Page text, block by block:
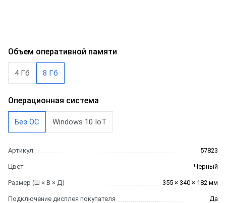
Объем оперативной памяти
4 Гб 8 Гб
Операционная система
Без ОС Windows 10 IoT
Артикул 57823
Цвет Черный
Размер (Ш × В × Д) 355 × 340 × 182 мм
Подключение дисплея покупателя
Да